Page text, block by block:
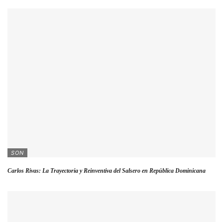
SON
Carlos Rivas: La Trayectoria y Reinventiva del Salsero en República Dominicana